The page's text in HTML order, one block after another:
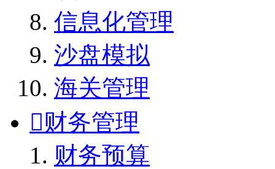
信息化管理
沙盘模拟
海关管理
财务管理
财务预算